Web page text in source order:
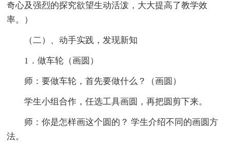
奇心及强烈的探究欲望生动活泼，大大提高了教学效
率。）
（二）、动手实践，发现新知
1．做车轮（画圆）
师：要做车轮，首先要做什么？（画圆）
学生小组合作，任选工具画圆，再把圆剪下来。
师：你是怎样画这个圆的？ 学生介绍不同的画圆方
法。